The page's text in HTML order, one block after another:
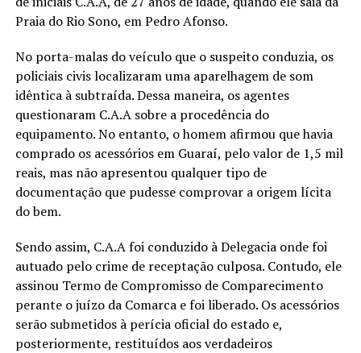
Praia do Rio Sono, em Pedro Afonso.
No porta-malas do veículo que o suspeito conduzia, os
policiais civis localizaram uma aparelhagem de som
idêntica à subtraída. Dessa maneira, os agentes
questionaram C.A.A sobre a procedência do
equipamento. No entanto, o homem afirmou que havia
comprado os acessórios em Guaraí, pelo valor de 1,5 mil
reais, mas não apresentou qualquer tipo de
documentação que pudesse comprovar a origem lícita
do bem.
Sendo assim, C.A.A foi conduzido à Delegacia onde foi
autuado pelo crime de receptação culposa. Contudo, ele
assinou Termo de Compromisso de Comparecimento
perante o juízo da Comarca e foi liberado. Os acessórios
serão submetidos à perícia oficial do estado e,
posteriormente, restituídos aos verdadeiros